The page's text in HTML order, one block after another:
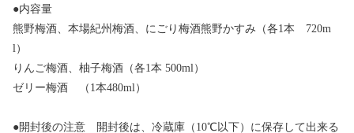
●内容量
熊野梅酒、本場紀州梅酒、にごり梅酒熊野かすみ（各1本 720m
l）
りんご梅酒、柚子梅酒（各1本 500ml）
ゼリー梅酒 （1本480ml）
●開封後の注意 開封後は、冷蔵庫（10℃以下）に保存して出来る